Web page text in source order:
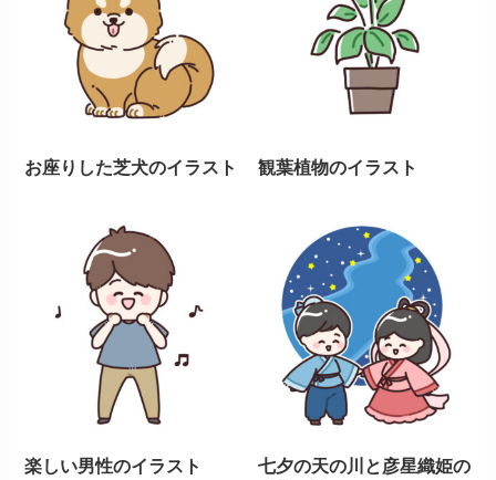
お座りした芝犬のイラスト 観葉植物のイラスト
楽しい男性のイラスト
七夕の天の川と彦星織姫の